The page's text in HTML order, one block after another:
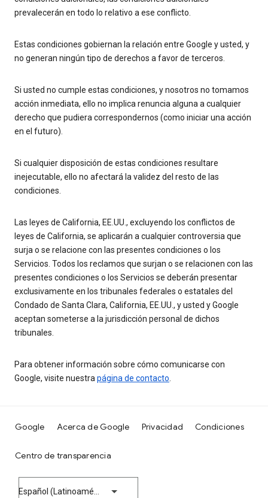
prevalecerán en todo lo relativo a ese conflicto.
Estas condiciones gobiernan la relación entre Google y usted, y
no generan ningún tipo de derechos a favor de terceros.
Si usted no cumple estas condiciones, y nosotros no tomamos
acción inmediata, ello no implica renuncia alguna a cualquier
derecho que pudiera correspondernos (como iniciar una acción
en el futuro).
Si cualquier disposición de estas condiciones resultare
inejecutable, ello no afectará la validez del resto de las
condiciones.
Las leyes de California, EE.UU., excluyendo los conflictos de
leyes de California, se aplicarán a cualquier controversia que
surja o se relacione con las presentes condiciones o los
Servicios. Todos los reclamos que surjan o se relacionen con las
presentes condiciones o los Servicios se deberán presentar
exclusivamente en los tribunales federales o estatales del
Condado de Santa Clara, California, EE.UU., y usted y Google
aceptan someterse a la jurisdicción personal de dichos
tribunales.
Para obtener información sobre cómo comunicarse con
Google, visite nuestrapágina de contacto.
Google Acerca de Google Privacidad Condiciones
Centro de transparencia
Español (Latinoamérica)